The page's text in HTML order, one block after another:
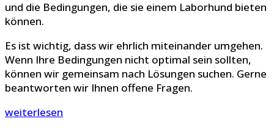
und die Bedingungen, die sie einem Laborhund bieten
können.
Es ist wichtig, dass wir ehrlich miteinander umgehen.
Wenn Ihre Bedingungen nicht optimal sein sollten,
können wir gemeinsam nach Lösungen suchen. Gerne
beantworten wir Ihnen offene Fragen.
weiterlesen